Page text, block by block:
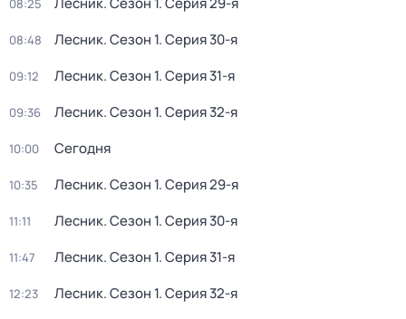
08:25
08:48 Лесник. Сезон 1. Серия 30-я
09:12 Лесник. Сезон 1. Серия 31-я
09:36 Лесник. Сезон 1. Серия 32-я
10:00 Сегодня
10:35 Лесник. Сезон 1. Серия 29-я
11:11 Лесник. Сезон 1. Серия 30-я
11:47 Лесник. Сезон 1. Серия 31-я
12:23 Лесник. Сезон 1. Серия 32-я